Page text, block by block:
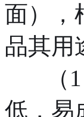
面），
品其用
低，易